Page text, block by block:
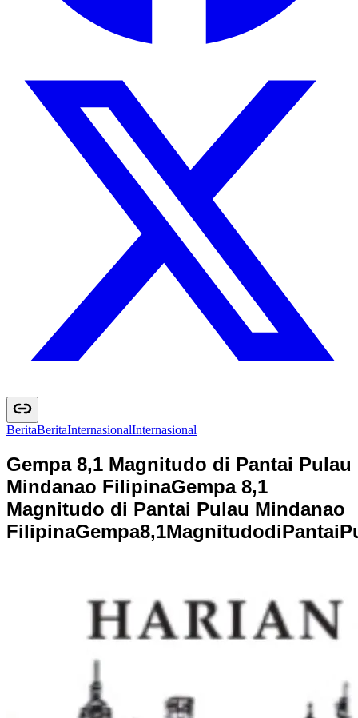
BeritaBeritaInternasionalInternasional
Gempa 8,1 Magnitudo di Pantai Pulau
Mindanao FilipinaGempa 8,1
Magnitudo di Pantai Pulau Mindanao
FilipinaGempa8,1MagnitudodiPantaiP